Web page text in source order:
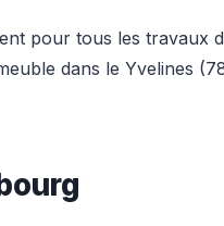
pour tous les travaux
dans le Yvelines